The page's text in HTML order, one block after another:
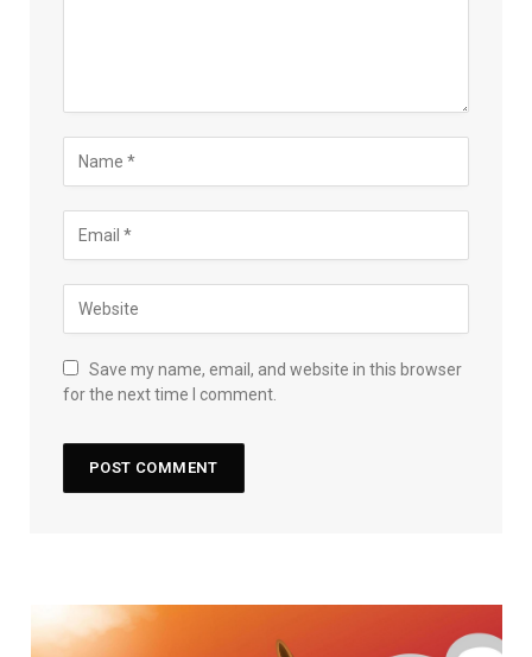
Save my name, email, and website in this browser
for the next time I comment.